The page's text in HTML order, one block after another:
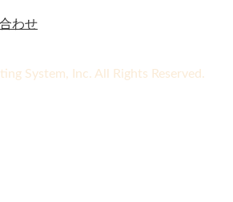
わせ
System, Inc. All Rights Reserved.